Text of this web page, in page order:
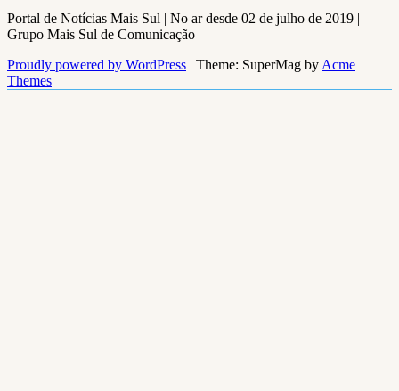
Portal de Notícias Mais Sul | No ar desde 02 de julho de 2019 |
Grupo Mais Sul de Comunicação
Proudly powered by WordPress | Theme: SuperMag by Acme
Themes